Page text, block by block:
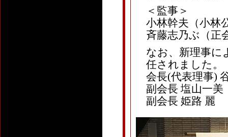
＜監事＞
小林幹夫（小林
斉藤志乃ぶ（正
なお、新理事に
任されました。
会長(代表理事)
副会長 塩山一美
副会長 姫路 麗